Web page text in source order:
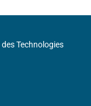
des Technologies